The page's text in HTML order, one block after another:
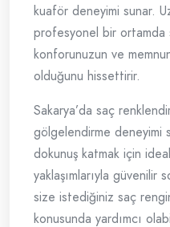
kuaför deneyimi sunar.
profesyonel bir ortamda
konforunuzun ve
olduğunu hissettirir.
Sakarya’da saç
gölgelendirme deneyimi
dokunuş katmak için
yaklaşımlarıyla güvenilir
size istediğiniz saç
konusunda yardımcı